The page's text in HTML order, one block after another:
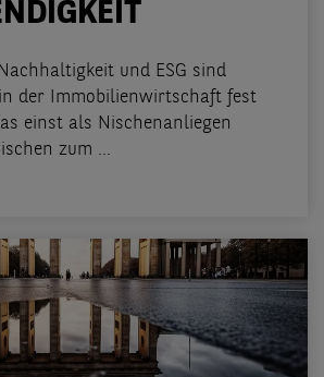
und ESG sind
der Immobilienwirtschaft fest
einst als Nischenanliegen
zum ...